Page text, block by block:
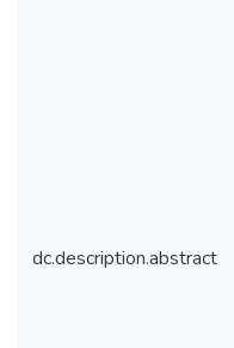
dc.description.abstract